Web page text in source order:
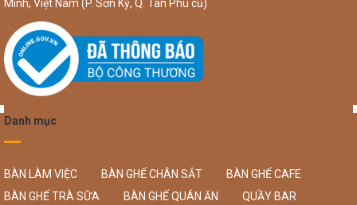
Minh, Việt Nam (P. Sơn Kỳ, Q. Tân Phú cũ)
Danh mục
BÀN LÀM VIỆC BÀN GHẾ CHÂN SẮT
BÀN GHẾ CAFE
BÀN GHẾ TRÀ SỮA
BÀN GHẾ QUÁN ĂN
QUẦY BAR